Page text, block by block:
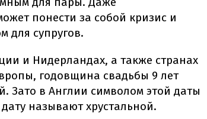
понести за собой кризис и
для супругов.
и Нидерландах, а также странах
годовщина свадьбы 9 лет
Зато в Англии символом этой даты
называют хрустальной.